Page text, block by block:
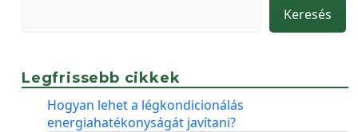
Keresés
Legfrissebb cikkek
Hogyan lehet a légkondicionálás
energiahatékonyságát javítani?